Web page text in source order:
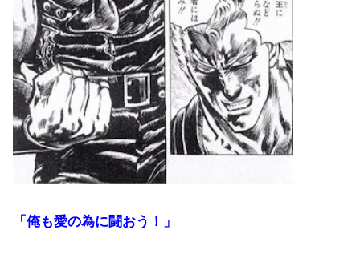
「俺も愛の為に闘おう！」